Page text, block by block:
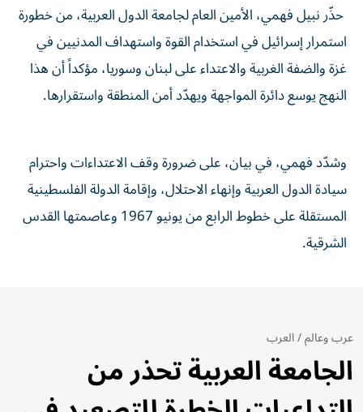
حذّر نبيل فهمي، الأمين العام لجامعة الدول العربية، من خطورة
استمرار إسرائيل في استخدام القوة واستهداف المدنيين في
غزة والضفة الغربية والاعتداء على لبنان وسوريا، مؤكداً أن هذا
النهج يوسع دائرة المواجهة ويهدّد أمن المنطقة واستقرارها.
وشدّد فهمي، في بيان، على ضرورة وقف الاعتداءات واحترام
سيادة الدول العربية وإنهاء الاحتلال، وإقامة الدولة الفلسطينية
المستقلة على خطوط الرابع من يونيو 1967 وعاصمتها القدس
الشرقية.
عرب وعالم/العرب
الجامعة العربية تحذر من